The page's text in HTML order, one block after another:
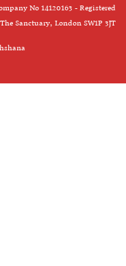
No 14120163 - Registered
Sanctuary, London SW1P 3JT